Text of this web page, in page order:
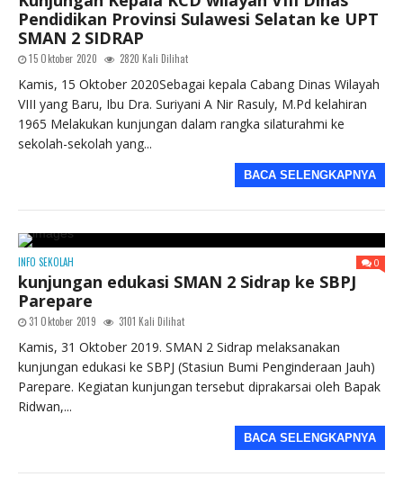
Pendidikan Provinsi Sulawesi Selatan ke UPT
SMAN 2 SIDRAP
15 Oktober 2020 2820 Kali Dilihat
Kamis, 15 Oktober 2020Sebagai kepala Cabang Dinas Wilayah
VIII yang Baru, Ibu Dra. Suriyani A Nir Rasuly, M.Pd kelahiran
1965 Melakukan kunjungan dalam rangka silaturahmi ke
sekolah-sekolah yang...
BACA SELENGKAPNYA
INFO SEKOLAH 0
kunjungan edukasi SMAN 2 Sidrap ke SBPJ
Parepare
31 Oktober 2019 3101 Kali Dilihat
Kamis, 31 Oktober 2019. SMAN 2 Sidrap melaksanakan
kunjungan edukasi ke SBPJ (Stasiun Bumi Penginderaan Jauh)
Parepare. Kegiatan kunjungan tersebut diprakarsai oleh Bapak
Ridwan,...
BACA SELENGKAPNYA